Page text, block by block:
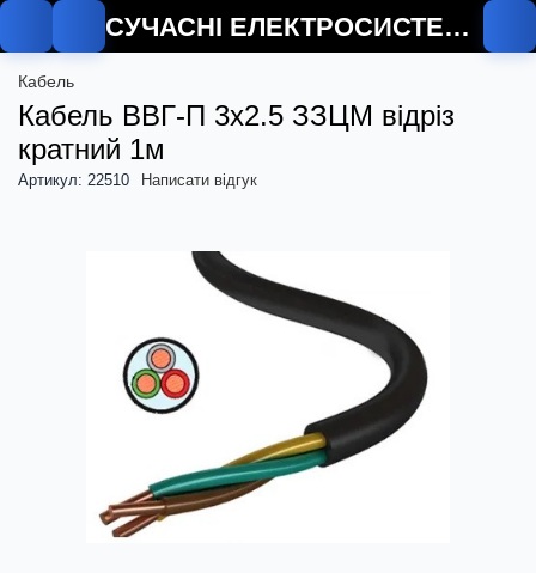
СУЧАСНІ ЕЛЕКТРОСИСТЕМИ
Кабель
Кабель ВВГ-П 3х2.5 ЗЗЦМ відріз
кратний 1м
Артикул: 22510 Написати відгук